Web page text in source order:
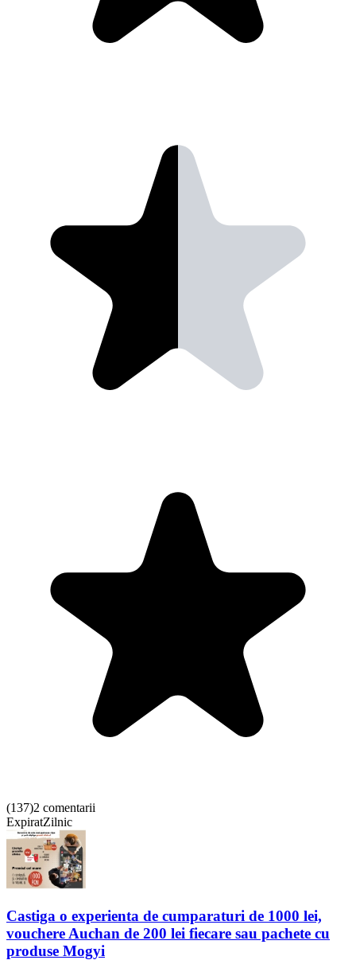
(137)2 comentarii
ExpiratZilnic
Castiga o experienta de cumparaturi de 1000 lei,
vouchere Auchan de 200 lei fiecare sau pachete cu
produse Mogyi